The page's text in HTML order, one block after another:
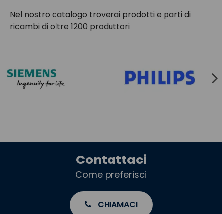
Nel nostro catalogo troverai prodotti e parti di
ricambi di oltre 1200 produttori
Contattaci
Come preferisci
CHIAMACI